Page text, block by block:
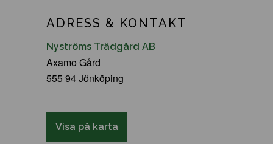
ADRESS & KONTAKT
Nyströms Trädgård AB
Axamo Gård
555 94 Jönköping
Visa på karta